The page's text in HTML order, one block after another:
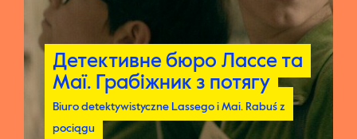
Детективне бюро Лассе та
Маї. Грабiжник з потягу
Biuro detektywistyczne Lassego i Mai. Rabuś z
pociągu
Детективне бюро Лассе та
Маї. Грабiжник з потягу
Biuro detektywistyczne Lassego i Mai. Rabuś z
pociągu